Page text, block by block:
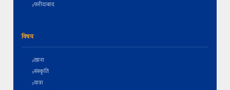
फरीदाबाद
विषय
खाना
संस्कृति
यात्रा